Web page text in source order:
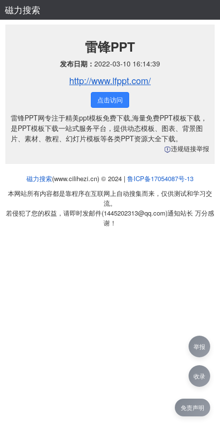
磁力搜索
雷锋PPT
发布日期： 2022-03-10 16:14:39
http://www.lfppt.com/
点击访问
雷锋PPT网专注于精美ppt模板免费下载,海量免费PPT模板下载，
是PPT模板下载一站式服务平台，提供动态模板、图表、背景图
片、素材、教程、幻灯片模板等各类PPT资源大全下载。
违规链接举报
磁力搜索(www.cilihezi.cn) © 2024 | 鲁ICP备17054087号-13
本网站所有内容都是靠程序在互联网上自动搜集而来，仅供测试和学习交
流。
若侵犯了您的权益，请即时发邮件(1445202313@qq.com)通知站长 万分感
谢！
免责声明
举报
收录